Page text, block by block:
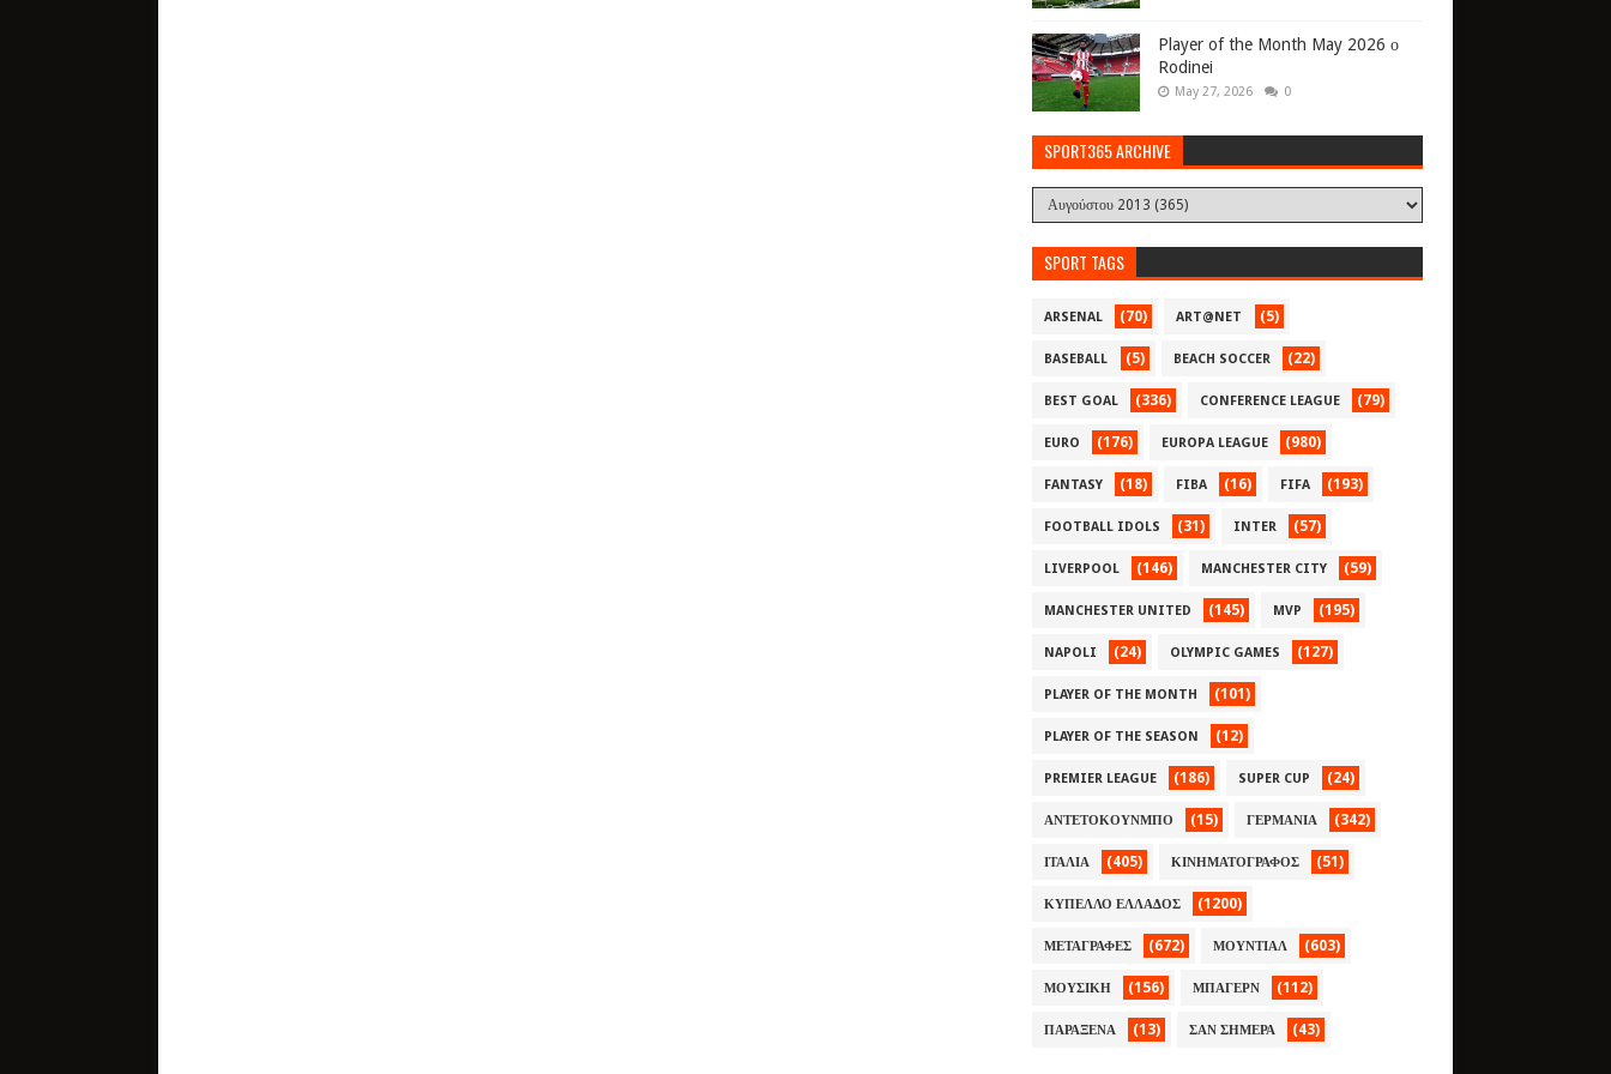
Player of the Month May 2026 ο
Rodinei
May 27, 2026 0
SPORT365 ARCHIVE
SPORT TAGS
ARSENAL (70) ART@NET (5)
BASEBALL (5) BEACH SOCCER (22)
BEST GOAL (336) CONFERENCE LEAGUE (79)
EURO (176) EUROPA LEAGUE (980)
FANTASY (18) FIBA (16) FIFA (193)
FOOTBALL IDOLS (31) INTER (57)
LIVERPOOL (146) MANCHESTER CITY (59)
MANCHESTER UNITED (145) MVP (195)
NAPOLI (24) OLYMPIC GAMES (127)
PLAYER OF THE MONTH (101)
PLAYER OF THE SEASON (12)
PREMIER LEAGUE (186) SUPER CUP (24)
ΑΝΤΕΤΟΚΟΥΝΜΠΟ (15) ΓΕΡΜΑΝΙΑ (342)
ΙΤΑΛΙΑ (405) ΚΙΝΗΜΑΤΟΓΡΑΦΟΣ (51)
ΚΥΠΕΛΛΟ ΕΛΛΑΔΟΣ (1200)
ΜΕΤΑΓΡΑΦΕΣ (672) ΜΟΥΝΤΙΑΛ (603)
ΜΟΥΣΙΚΗ (156) ΜΠΑΓΕΡΝ (112)
ΠΑΡΑΞΕΝΑ (13) ΣΑΝ ΣΗΜΕΡΑ (43)